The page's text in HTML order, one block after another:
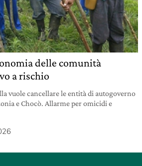
delle comunità
a rischio
vuole cancellare le entità di autogoverno
e Chocò. Allarme per omicidi e